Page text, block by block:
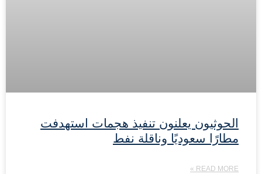
الحوثيون يعلنون تنفيذ هجمات استهدفت
مطارًا سعوديًا وناقلة نفط
READ MORE »